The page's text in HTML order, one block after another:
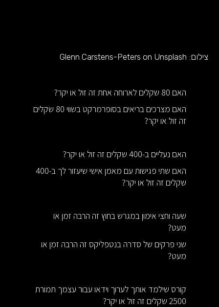
צילום: Glenn Carstens-Peters on Unsplash
האם 80 שקלים לארוחה אחת זה זול או יקר?
האם מצרכים בריאים בסופרמרקט בשווי 80 שקלים
זה זול או יקר?
האם נעליים ב-400 שקלים זה זול או יקר?
האם שתי פגישות עם מאמן אישי שיעזור לך ב-400
שקלים זה זול או יקר?
שעה וחצי אימון במגרש בחוץ זה הרבה זמן או
מעט?
שני פרקים של סדרה בנטפליקס זה הרבה זמן או
מעט?
קורס שילמד אותך לערוך וידאו עבור עצמך תמורת
2500 שקלים זה זול או יקר?